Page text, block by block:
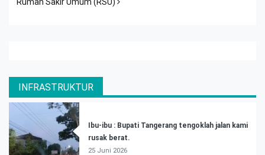
INFRASTRUKTUR
Ibu-ibu : Bupati Tangerang tengoklah jalan kami
rusak berat.
25 Juni 2026